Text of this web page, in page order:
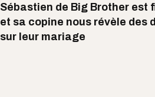
Sébastien de Big Brother est
et sa copine nous révèle des
sur leur mariage